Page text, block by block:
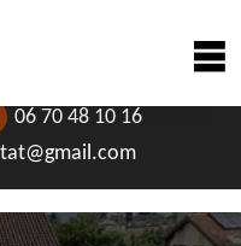
06 70 48 10 16